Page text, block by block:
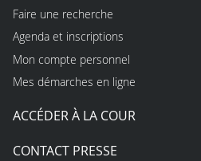
Faire une recherche
Agenda et inscriptions
Mon compte personnel
Mes démarches en ligne
ACCÉDER À LA COUR
CONTACT PRESSE